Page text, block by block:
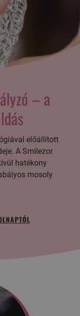
– a
előállított
A Smilezor
hatékony
mosoly